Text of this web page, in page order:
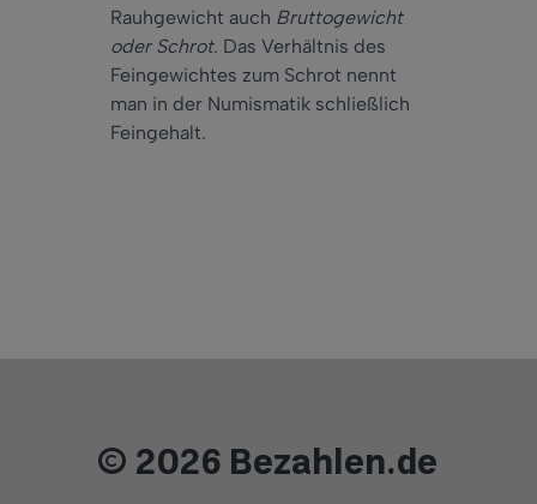
Rauhgewicht auch Bruttogewicht
oder Schrot. Das Verhältnis des
Feingewichtes zum Schrot nennt
man in der Numismatik schließlich
Feingehalt.
© 2026 Bezahlen.de